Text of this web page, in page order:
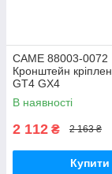
CAME 88003-0072
Кронштейн
GT4 GX4
В наявності
2 112 ₴ 2 163 ₴
Купити